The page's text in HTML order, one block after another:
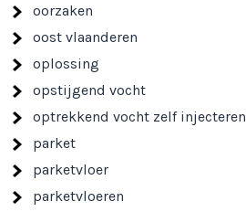
oorzaken
oost vlaanderen
oplossing
opstijgend vocht
optrekkend vocht zelf injecteren
parket
parketvloer
parketvloeren